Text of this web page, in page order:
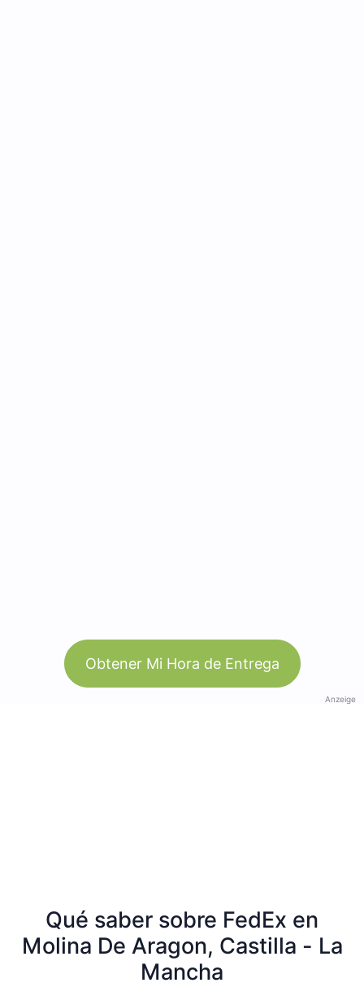
Obtener Mi Hora de Entrega
Anzeige
Qué saber sobre FedEx en
Molina De Aragon, Castilla - La
Mancha